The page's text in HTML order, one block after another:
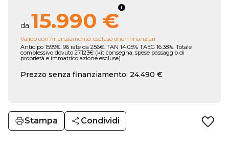
da 15.990 €
Valido con finanziamento, escluso oneri finanziari
Anticipo 1599€. 96 rate da 256€. TAN 14.05% TAEG 16.38%. Totale
complessivo dovuto 27.123€ (kit consegna, spese passaggio di
proprietà e immatricolazione escluse)
Prezzo senza finanziamento: 24.490 €
Stampa Condividi